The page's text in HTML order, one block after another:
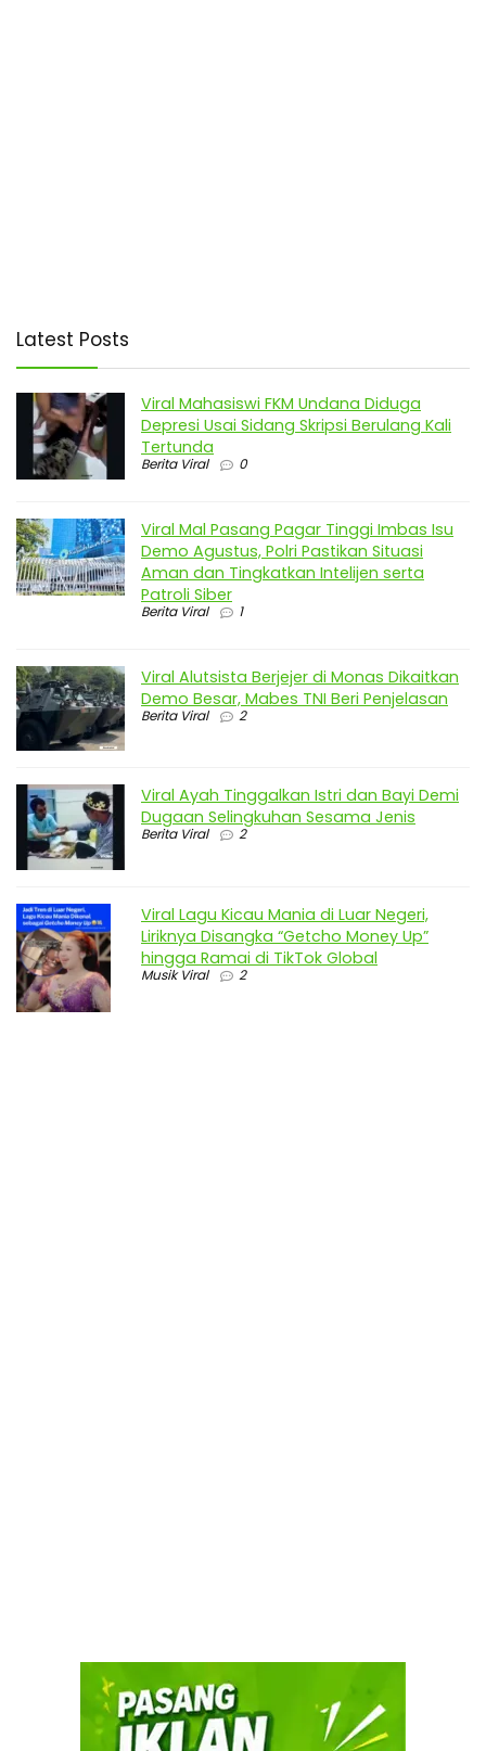
Latest Posts
Viral Mahasiswi FKM Undana Diduga
Depresi Usai Sidang Skripsi Berulang Kali
Tertunda
Berita Viral 0
Viral Mal Pasang Pagar Tinggi Imbas Isu
Demo Agustus, Polri Pastikan Situasi
Aman dan Tingkatkan Intelijen serta
Patroli Siber
Berita Viral 1
Viral Alutsista Berjejer di Monas Dikaitkan
Demo Besar, Mabes TNI Beri Penjelasan
Berita Viral 2
Viral Ayah Tinggalkan Istri dan Bayi Demi
Dugaan Selingkuhan Sesama Jenis
Berita Viral 2
Viral Lagu Kicau Mania di Luar Negeri,
Liriknya Disangka “Getcho Money Up”
hingga Ramai di TikTok Global
Musik Viral 2